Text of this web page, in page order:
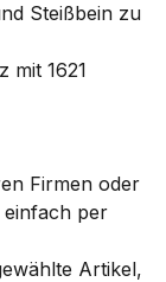
Steißbein zu
mit 1621
Firmen oder
per
Artikel,